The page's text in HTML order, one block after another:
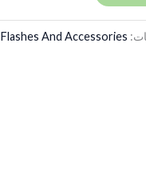
Flashes And Accessories